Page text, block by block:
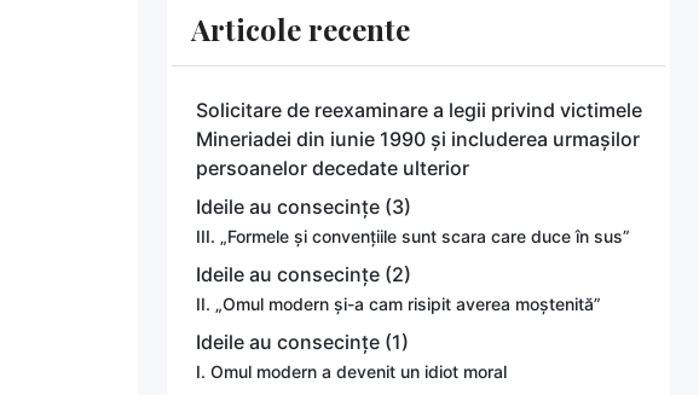
Articole recente
Solicitare de reexaminare a legii privind victimele
Mineriadei din iunie 1990 și includerea urmașilor
persoanelor decedate ulterior
Ideile au consecințe (3)
III. „Formele și convențiile sunt scara care duce în sus”
Ideile au consecințe (2)
II. „Omul modern și-a cam risipit averea moștenită”
Ideile au consecințe (1)
I. Omul modern a devenit un idiot moral